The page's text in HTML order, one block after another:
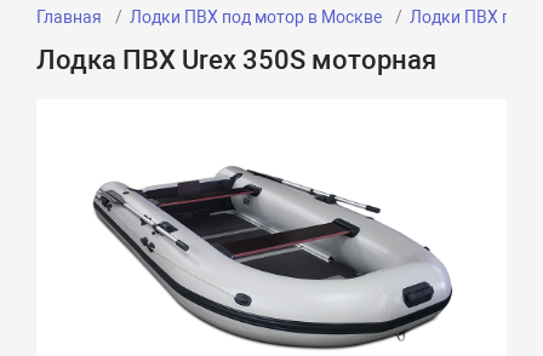
Главная Лодки ПВХ под мотор в Москве Лодки ПВХ под
Лодка ПВХ Urex 350S моторная